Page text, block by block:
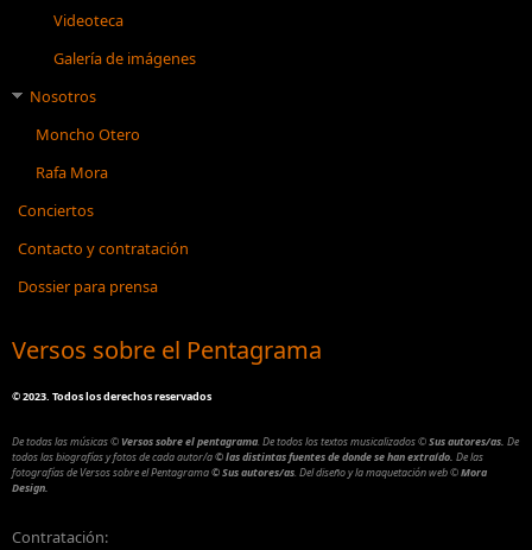
Videoteca
Galería de imágenes
Nosotros
Moncho Otero
Rafa Mora
Conciertos
Contacto y contratación
Dossier para prensa
Versos sobre el Pentagrama
©2023. Todos los derechos reservados
De todas las músicas© Versos sobre el pentagrama. De todos los textos musicalizados©Sus autores/as. De
todos las biografías y fotos de cada autor/a© las distintas fuentes de donde se han extraído. De las
fotografías de Versos sobre el Pentagrama© Sus autores/as. Del diseño y la maquetación web©Mora
Design.
Contratación: